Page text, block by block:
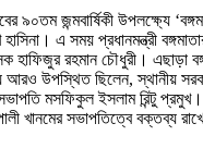
৯০তম জন্মবার্ষিকী উপলক্ষ্যে
হাসিনা। এ সময় প্রধানমন্ত্রী
হাফিজুর রহমান চৌধুরী। এছাড়া
উপস্থিত ছিলেন, স্থানীয়
মসফিকুল ইসলাম রিন্টু
খানমের সভাপতিত্বে বক্তব্য